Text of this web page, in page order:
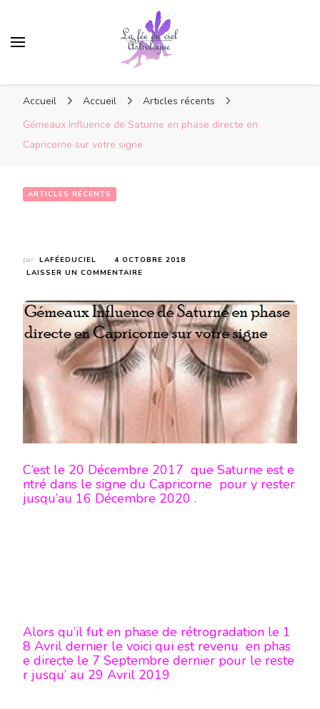
Accueil Accueil
Articles récents
Gémeaux Influence de Saturne en phase directe en
Capricorne sur votre signe
ARTICLES RÉCENTS
par LAFÉEDUCIEL
4 OCTOBRE 2018
LAISSER UN COMMENTAIRE
DE
SATURNE
EN
PHASE
DIRECTE
CAPRICORNE
SUR
SIGNE
C’est le 20 Décembre 2017 que Saturne est e
ntré dans le signe du Capricorne pour y rester
jusqu’au 16 Décembre 2020 .
Alors qu’il fut en phase de rétrogradation le 1
8 Avril dernier le voici qui est revenu en phas
e directe le 7 Septembre dernier pour le reste
r jusqu’ au 29 Avril 2019